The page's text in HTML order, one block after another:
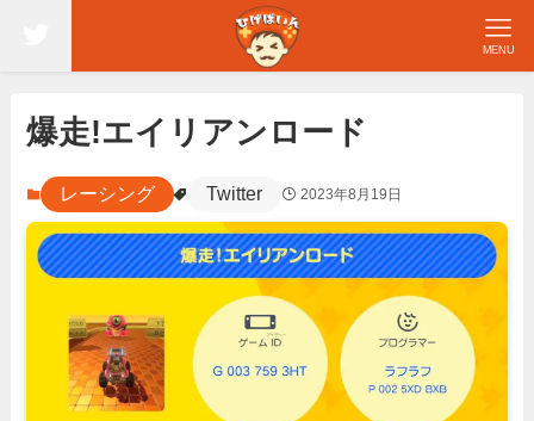
MENU
爆走!エイリアンロード
レーシング Twitter 2023年8月19日